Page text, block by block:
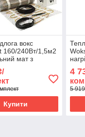
вокс
160/240Вт/1,5м2
мат з
E 91
Купити
4
5